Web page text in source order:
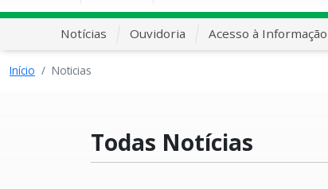
Notícias Ouvidoria Acesso à Informação
Início Noticias
Todas Notícias